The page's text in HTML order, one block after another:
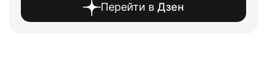
Перейти в Дзен